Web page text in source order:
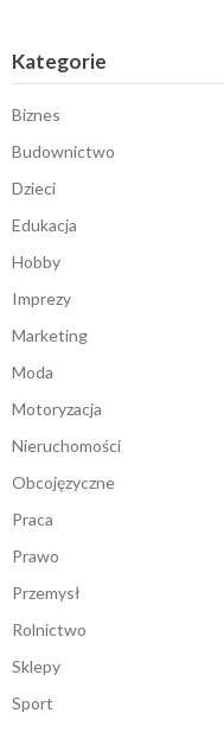
Kategorie
Biznes
Budownictwo
Dzieci
Edukacja
Hobby
Imprezy
Marketing
Moda
Motoryzacja
Nieruchomości
Obcojęzyczne
Praca
Prawo
Przemysł
Rolnictwo
Sklepy
Sport